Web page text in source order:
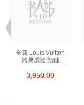
全新 Louis Vuitton
路易威登 頸鏈
金色 金屬
3,950.00